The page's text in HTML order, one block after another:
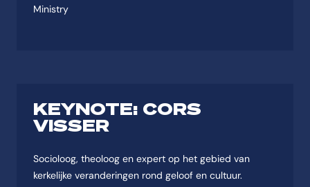
Ministry
KEYNOTE: CORS
VISSER
Socioloog, theoloog en expert op het gebied van
kerkelijke veranderingen rond geloof en cultuur.